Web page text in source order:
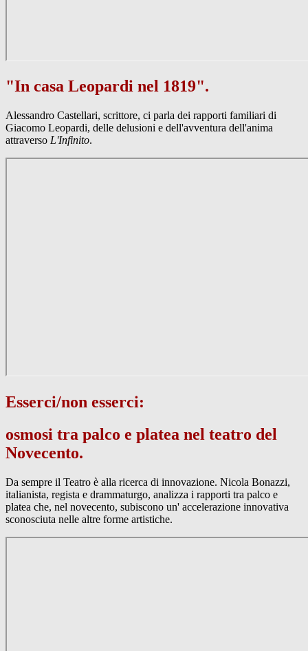
"In casa Leopardi nel 1819".
Alessandro Castellari, scrittore, ci parla dei rapporti familiari di
Giacomo Leopardi, delle delusioni e dell'avventura dell'anima
attraverso L'Infinito.
Esserci/non esserci:
osmosi tra palco e platea nel teatro del
Novecento.
Da sempre il Teatro è alla ricerca di innovazione. Nicola Bonazzi,
italianista, regista e drammaturgo, analizza i rapporti tra palco e
platea che, nel novecento, subiscono un' accelerazione innovativa
sconosciuta nelle altre forme artistiche.